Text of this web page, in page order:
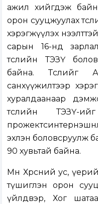
ажил хийгдэж
орон сууцжуулах
хэрэгжүүлэх
сарын 16-нд
төслийн ТЭЗҮ
байна. Төслийг
санхүүжилтээр
хуралдаанаар
төслийн ТЭЗҮ-
эхлэн боловсруулж
90 хувьтай байна.
Мөн Хөрсний ус,
түшиглэн орон
үйлдвэр, Хог